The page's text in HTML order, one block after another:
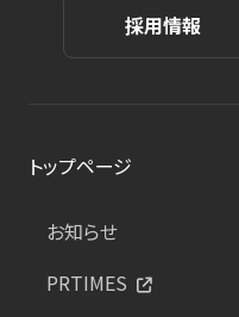
採用情報
トップページ
お知らせ
PRTIMES